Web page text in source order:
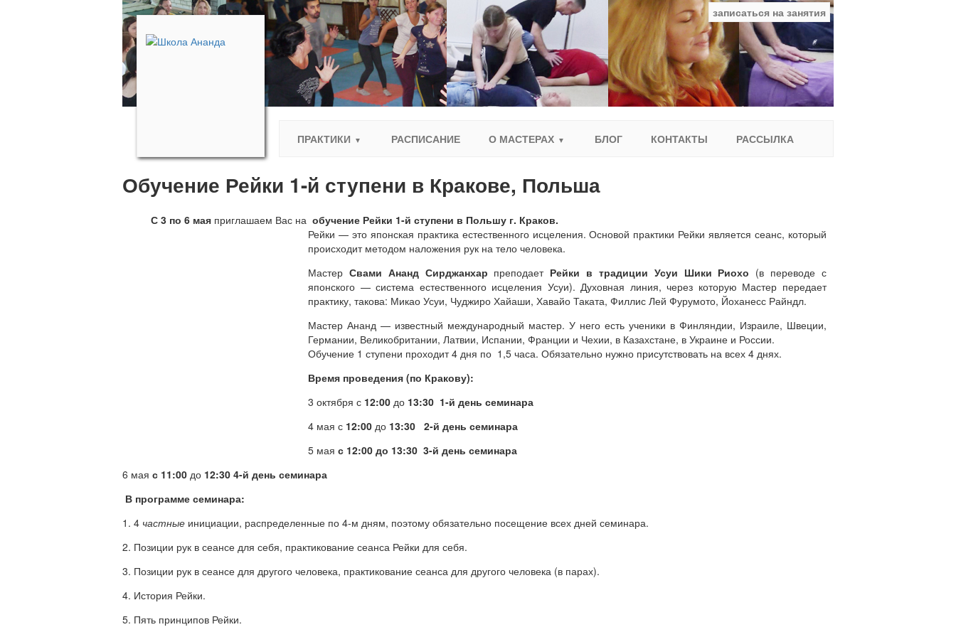
facebookВКонтакте
YouTube
Instagram
записаться на занятия
ПРАКТИКИ
РАСПИСАНИЕ О МАСТЕРАХ БЛОГ КОНТАКТЫ РАССЫЛКА
Обучение Рейки 1-й ступени в Кракове, Польша
С 3 по 6 мая приглашаем Вас на обучение Рейки 1-й ступени в Польшу г. Краков.
Рейки — это японская практика естественного исцеления. Основой практики Рейки является сеанс, который
происходит методом наложения рук на тело человека.
Мастер Свами Ананд Сирджанхар преподает Рейки в традиции Усуи Шики Риохо (в переводе с
японского — система естественного исцеления Усуи). Духовная линия, через которую Мастер передает
практику, такова: Микао Усуи, Чуджиро Хайаши, Хавайо Таката, Филлис Лей Фурумото, Йоханесс Райндл.
Мастер Ананд — известный международный мастер. У него есть ученики в Финляндии, Израиле, Швеции,
Германии, Великобритании, Латвии, Испании, Франции и Чехии, в Казахстане, в Украине и России.
Обучение 1 ступени проходит 4 дня по 1,5 часа. Обязательно нужно присутствовать на всех 4 днях.
Время проведения (по Кракову):
3 октября с 12:00 до 13:30 1-й день семинара
4 мая с 12:00 до 13:30 2-й день семинара
5 мая с 12:00 до 13:30 3-й день семинара
6 мая с 11:00 до 12:30 4-й день семинара
В программе семинара:
1. 4 частные инициации, распределенные по 4-м дням, поэтому обязательно посещение всех дней семинара.
2. Позиции рук в сеансе для себя, практикование сеанса Рейки для себя.
3. Позиции рук в сеансе для другого человека, практикование сеанса для другого человека (в парах).
4. История Рейки.
5. Пять принципов Рейки.